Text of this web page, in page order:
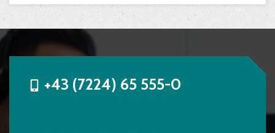
+43 (7224) 65 555-0